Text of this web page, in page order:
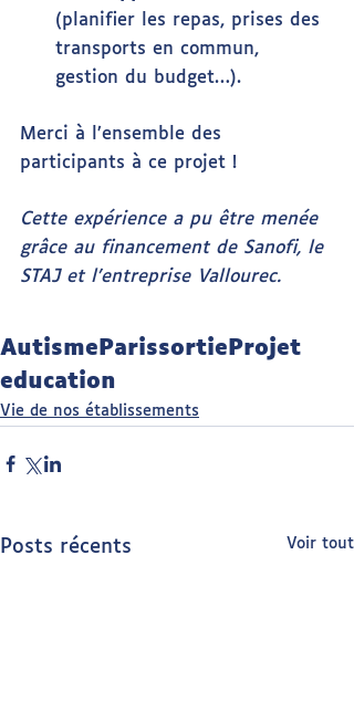
(planifier les repas, prises des
transports en commun,
gestion du budget…).
Merci à l’ensemble des
participants à ce projet !
Cette expérience a pu être menée
grâce au financement de Sanofi, le
STAJ et l’entreprise Vallourec.
Autisme Parissortie Projet
education
Vie de nos établissements
Posts récents Voir tout